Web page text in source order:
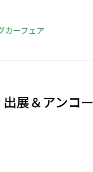
カーフェア
展＆アンコー